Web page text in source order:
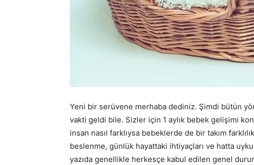
Yeni bir serüvene merhaba dediniz. Şimdi bütün
vakti geldi bile. Sizler için 1 aylık bebek gelişimi
insan nasıl farklıysa bebeklerde de bir takım
beslenme, günlük hayattaki ihtiyaçları ve hatta
yazıda genellikle herkesçe kabul edilen genel